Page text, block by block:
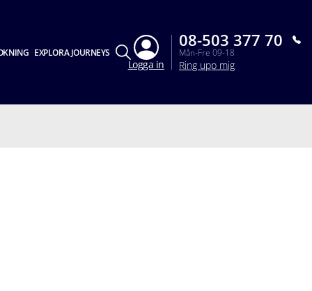
EXPLORA JOURNEYS
Logga in
08-503 377 70
Mån-Fre 09-18
Ring upp mig